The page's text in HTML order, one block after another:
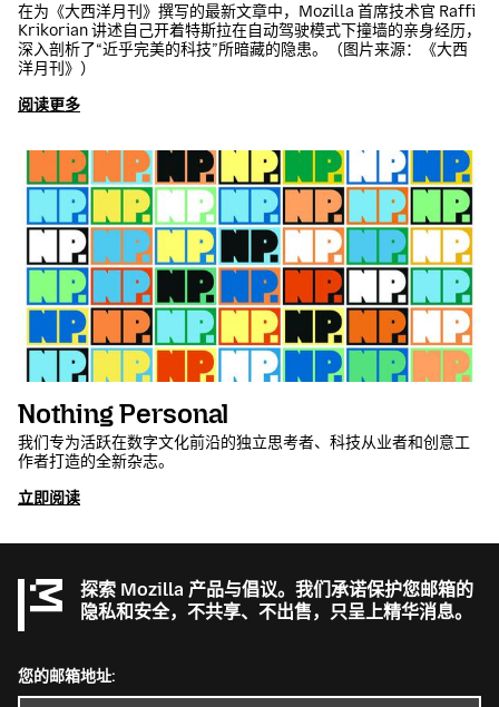
在为《大西洋月刊》撰写的最新文章中，Mozilla 首席技术官 Raffi
Krikorian 讲述自己开着特斯拉在自动驾驶模式下撞墙的亲身经历，
深入剖析了“近乎完美的科技”所暗藏的隐患。（图片来源：《大西
洋月刊》）
阅读更多
Nothing Personal
我们专为活跃在数字文化前沿的独立思考者、科技从业者和创意工
作者打造的全新杂志。
立即阅读
探索 Mozilla 产品与倡议。我们承诺保护您邮箱的
隐私和安全，不共享、不出售，只呈上精华消息。
您的邮箱地址: